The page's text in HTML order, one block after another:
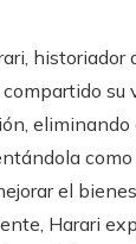
historiador
compartido su
eliminando
el
Harari